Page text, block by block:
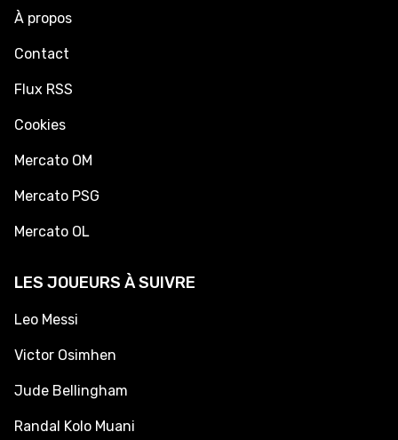
À propos
Contact
Flux RSS
Cookies
Mercato OM
Mercato PSG
Mercato OL
LES JOUEURS À SUIVRE
Leo Messi
Victor Osimhen
Jude Bellingham
Randal Kolo Muani